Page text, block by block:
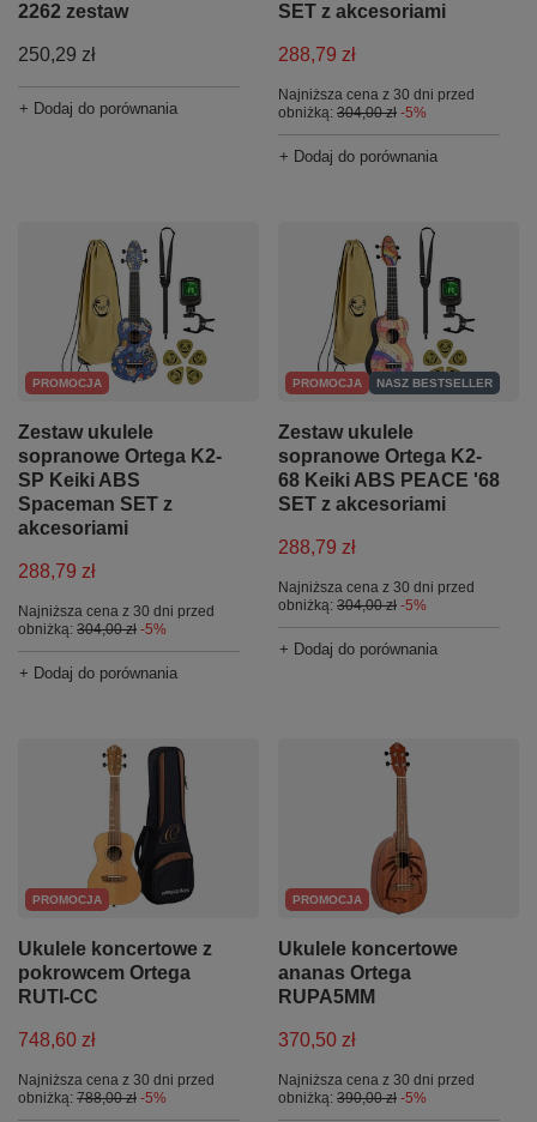
2262 zestaw
250,29 zł
+ Dodaj do porównania
SET z akcesoriami
288,79 zł
Najniższa cena z 30 dni przed
obniżką: 304,00 zł -5%
+ Dodaj do porównania
PROMOCJA
Zestaw ukulele
sopranowe Ortega K2-
SP Keiki ABS
Spaceman SET z
akcesoriami
288,79 zł
Najniższa cena z 30 dni przed
obniżką: 304,00 zł -5%
+ Dodaj do porównania
PROMOCJA NASZ BESTSELLER
Zestaw ukulele
sopranowe Ortega K2-
68 Keiki ABS PEACE '68
SET z akcesoriami
288,79 zł
Najniższa cena z 30 dni przed
obniżką: 304,00 zł -5%
+ Dodaj do porównania
PROMOCJA
Ukulele koncertowe z
pokrowcem Ortega
RUTI-CC
748,60 zł
Najniższa cena z 30 dni przed
obniżką: 788,00 zł -5%
PROMOCJA
Ukulele koncertowe
ananas Ortega
RUPA5MM
370,50 zł
Najniższa cena z 30 dni przed
obniżką: 390,00 zł -5%